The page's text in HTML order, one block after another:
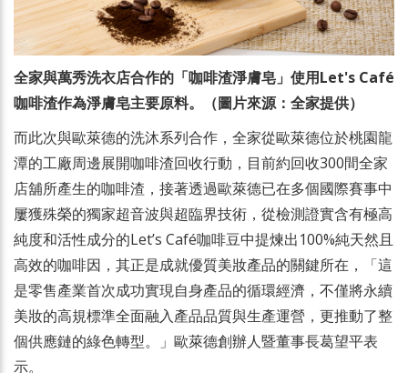
全家與萬秀洗衣店合作的「咖啡渣淨膚皂」使用Let's Café
咖啡渣作為淨膚皂主要原料。（圖片來源：全家提供）
而此次與歐萊德的洗沐系列合作，全家從歐萊德位於桃園龍
潭的工廠周邊展開咖啡渣回收行動，目前約回收300間全家
店舖所產生的咖啡渣，接著透過歐萊德已在多個國際賽事中
屢獲殊榮的獨家超音波與超臨界技術，從檢測證實含有極高
純度和活性成分的Let’s Café咖啡豆中提煉出100%純天然且
高效的咖啡因，其正是成就優質美妝產品的關鍵所在，「這
是零售產業首次成功實現自身產品的循環經濟，不僅將永續
美妝的高規標準全面融入產品品質與生產運營，更推動了整
個供應鏈的綠色轉型。」歐萊德創辦人暨董事長葛望平表
示。